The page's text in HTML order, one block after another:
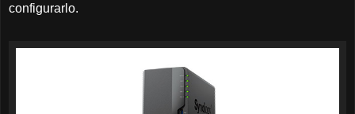
configurarlo.